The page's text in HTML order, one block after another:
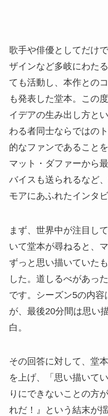
歌手や俳優としてだけ
ザインなど多岐にわた
ても活動し、本作との
も発表した堂本。この
イデアの生み出し方と
わる者同士ならではの
的なファンであること
マット・ダファーから
バイスも送られるなど
モアにあふれたインタ
まず、世界中が注目し
いて堂本が尋ねると、
ずっと思い描いていた
した。道しるべがあっ
です。シーズン5の内
が、最後20分間は思い
白。
その回答に対して、堂
を上げ、「思い描いて
りにできないことの方
れだ！』という結末が